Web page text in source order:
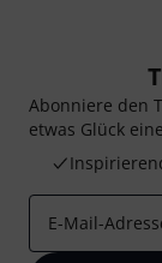
Abonniere den
etwas Glück
E-Mail-